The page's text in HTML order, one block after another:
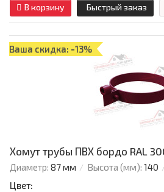
В корзину Быстрый заказ
Ваша скидка: -13%
Хомут трубы ПВХ бордо RAL
Диаметр: 87 мм Высота (мм): 140
Цвет: